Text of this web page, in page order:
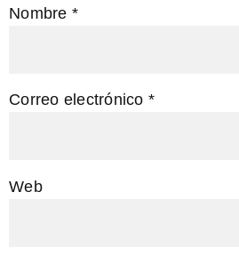
Nombre *
Correo electrónico *
Web